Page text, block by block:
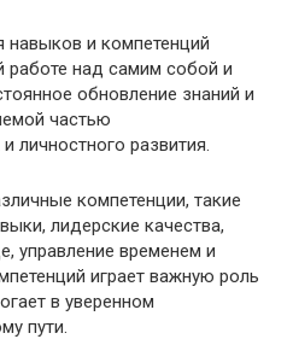
навыков и компетенций
работе над самим собой и
обновление знаний и
частью
личностного развития.
компетенции, такие
лидерские качества,
управление временем и
играет важную роль
в уверенном
пути.